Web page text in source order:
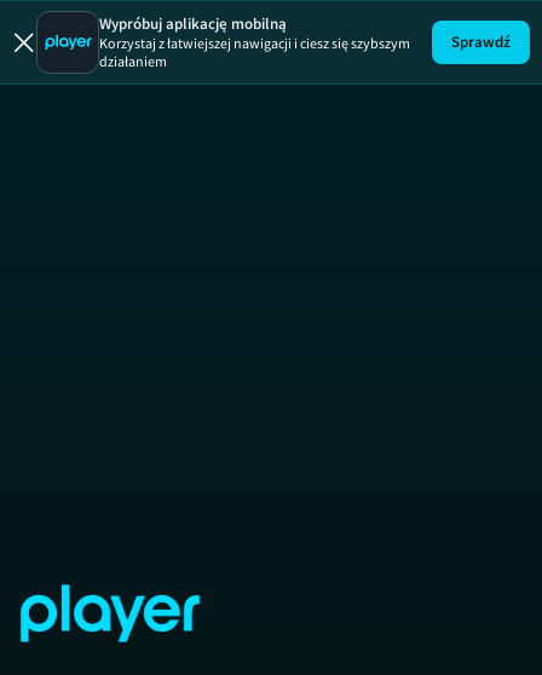
Wypróbuj aplikację mobilną
Korzystaj z łatwiejszej nawigacji i ciesz się szybszym
działaniem
Sprawdź